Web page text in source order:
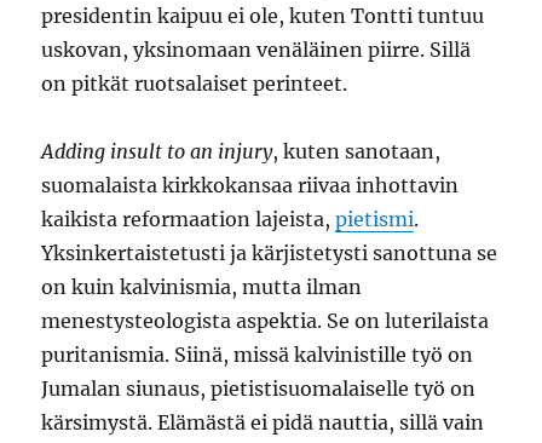
presidentin kaipuu ei ole, kuten Tontti tuntuu
uskovan, yksinomaan venäläinen piirre. Sillä
on pitkät ruotsalaiset perinteet.
Adding insult to an injury, kuten sanotaan,
suomalaista kirkkokansaa riivaa inhottavin
kaikista reformaation lajeista,pietismi.
Yksinkertaistetusti ja kärjistetysti sanottuna se
on kuin kalvinismia, mutta ilman
menestysteologista aspektia. Se on luterilaista
puritanismia. Siinä, missä kalvinistille työ on
Jumalan siunaus, pietistisuomalaiselle työ on
kärsimystä. Elämästä ei pidä nauttia, sillä vain